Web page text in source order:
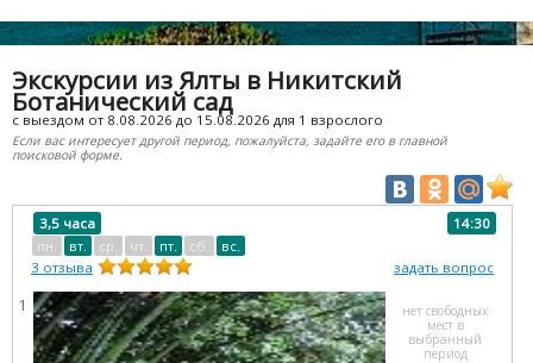
Экскурсии из Ялты в Никитский
Ботанический сад
с выездом от 8.08.2026 до 15.08.2026 для 1 взрослого
Если вас интересует другой период, пожалуйста, задайте его в главной
поисковой форме.
1
3,5 часа
14:30
пн.
вт. ср. чт. пт. сб.
вс.
задать вопрос
3 отзыва
нет свободных
мест в
выбранный
период